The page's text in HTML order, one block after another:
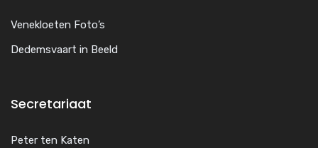
Venekloeten Foto’s
Dedemsvaart in Beeld
Secretariaat
Peter ten Katen